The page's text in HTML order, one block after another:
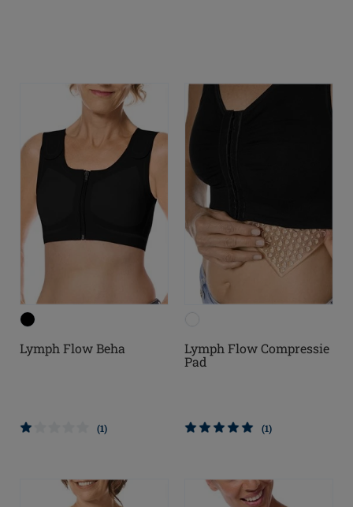
Lymph Flow Beha
(1)
Lymph Flow Compressie
Pad
(1)